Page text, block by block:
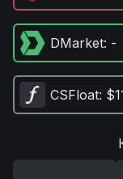
DMarket: -
CSFloat: